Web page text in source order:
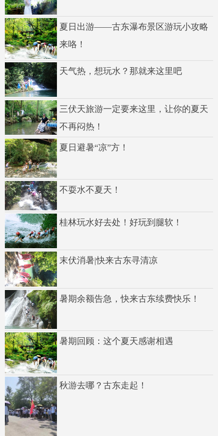
夏日出游——古东瀑布景区游玩小攻略
来咯！
天气热，想玩水？那就来这里吧
三伏天旅游一定要来这里，让你的夏天
不再闷热！
夏日避暑“凉”方！
不耍水不夏天！
桂林玩水好去处！好玩到腿软！
末伏消暑|快来古东寻清凉
暑期余额告急，快来古东续费快乐！
暑期回顾：这个夏天感谢相遇
秋游去哪？古东走起！